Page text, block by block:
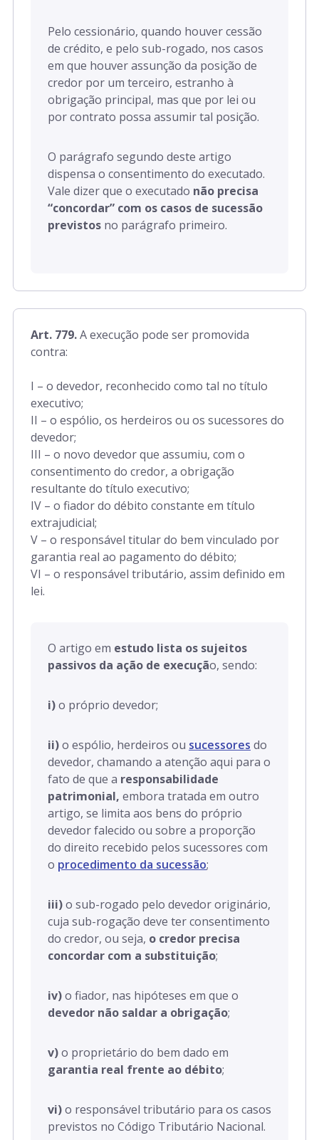
Pelo cessionário, quando houver cessão
de crédito, e pelo sub-rogado, nos casos
em que houver assunção da posição de
credor por um terceiro, estranho à
obrigação principal, mas que por lei ou
por contrato possa assumir tal posição.
O parágrafo segundo deste artigo
dispensa o consentimento do executado.
Vale dizer que o executado não precisa
“concordar” com os casos de sucessão
previstos no parágrafo primeiro.
Art. 779.A execução pode ser promovida
contra:
I – o devedor, reconhecido como tal no título
executivo;
II – o espólio, os herdeiros ou os sucessores do
devedor;
III – o novo devedor que assumiu, com o
consentimento do credor, a obrigação
resultante do título executivo;
IV – o fiador do débito constante em título
extrajudicial;
V – o responsável titular do bem vinculado por
garantia real ao pagamento do débito;
VI – o responsável tributário, assim definido em
lei.
O artigo em estudo lista os sujeitos
passivos da ação de execução, sendo:
i)o próprio devedor;
ii)o espólio, herdeiros ou sucessores do
devedor, chamando a atenção aqui para o
fato de que a responsabilidade
patrimonial, embora tratada em outro
artigo, se limita aos bens do próprio
devedor falecido ou sobre a proporção
do direito recebido pelos sucessores com
o procedimento da sucessão;
iii)o sub-rogado pelo devedor originário,
cuja sub-rogação deve ter consentimento
do credor, ou seja, o credor precisa
concordar com a substituição;
iv)o fiador, nas hipóteses em que o
devedor não saldar a obrigação;
v)o proprietário do bem dado em
garantia real frente ao débito;
vi)o responsável tributário para os casos
previstos no Código Tributário Nacional.